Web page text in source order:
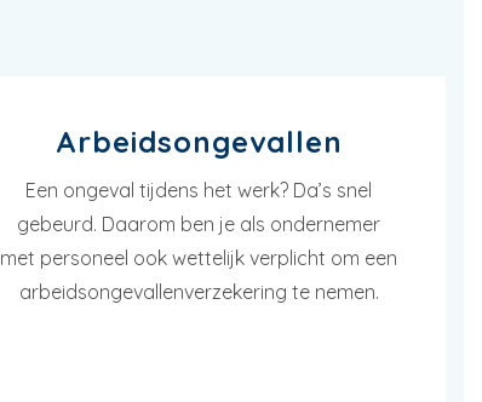
Arbeidsongevallen
Een ongeval tijdens het werk? Da’s snel
gebeurd. Daarom ben je als ondernemer
met personeel ook wettelijk verplicht om een
arbeidsongevallenverzekering te nemen.